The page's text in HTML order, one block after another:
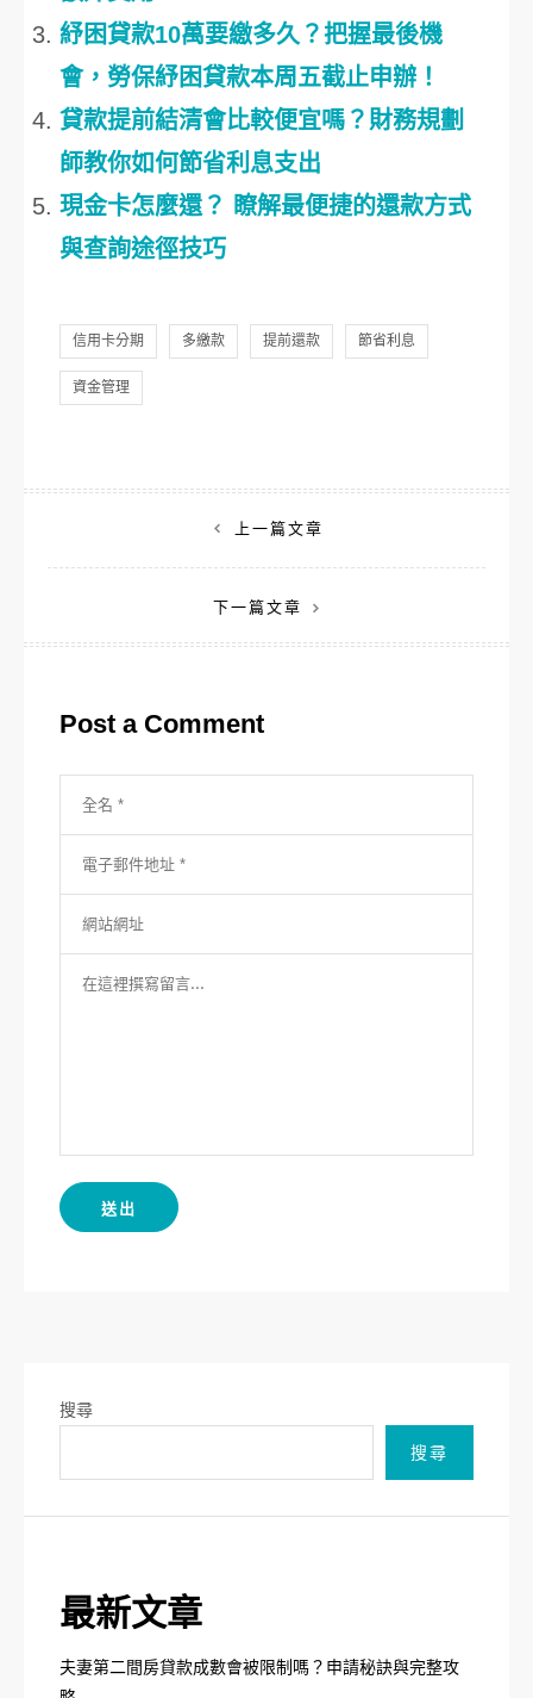
紓困貸款10萬要繳多久？把握最後機
會，勞保紓困貸款本周五截止申辦！
貸款提前結清會比較便宜嗎？財務規劃
師教你如何節省利息支出
現金卡怎麼還？ 瞭解最便捷的還款方式
與查詢途徑技巧
信用卡分期 多繳款 提前還款 節省利息
資金管理
章
上一篇文章
下一篇文章
Post a Comment
搜尋
搜尋
最新文章
夫妻第二間房貸款成數會被限制嗎？申請秘訣與完整攻